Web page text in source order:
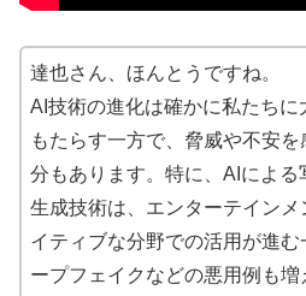
達也さん、ほんとうですね。
AI技術の進化は確かに私たちに
もたらす一方で、脅威や不安を
分もあります。特に、AIによる
生成技術は、エンターテインメ
イティブな分野での活用が進む
ープフェイクなどの悪用例も増